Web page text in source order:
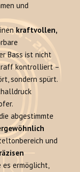
und
kraftvollen,
Bass ist nicht
kontrolliert –
sondern spürt.
abgestimmte
und
es ermöglicht,